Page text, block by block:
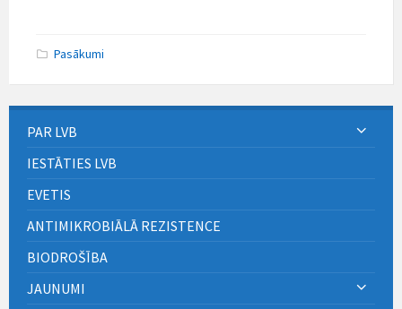
Pasākumi
PAR LVB
IESTĀTIES LVB
EVETIS
ANTIMIKROBIĀLĀ REZISTENCE
BIODROŠĪBA
JAUNUMI